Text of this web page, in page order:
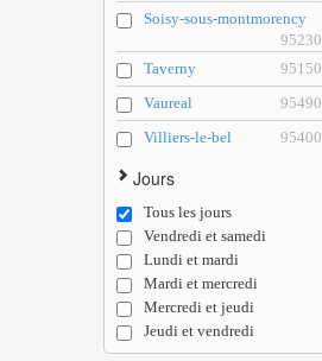
Soisy-sous-montmorency
95230
Taverny
95150
Vaureal
95490
Villiers-le-bel
95400
Jours
Tous les jours
Vendredi et samedi
Lundi et mardi
Mardi et mercredi
Mercredi et jeudi
Jeudi et vendredi